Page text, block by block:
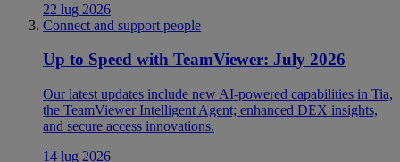
22 lug 2026
Connect and support people
Up to Speed with TeamViewer: July 2026
Our latest updates include new AI-powered capabilities in Tia,
the TeamViewer Intelligent Agent; enhanced DEX insights,
and secure access innovations.
14 lug 2026